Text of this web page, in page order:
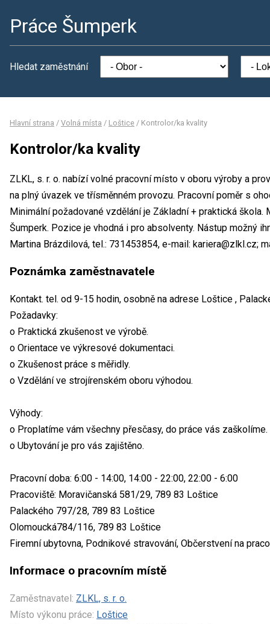
Práce Šumperk
Hledat zaměstnání
Hlavní strana / Volná místa / Loštice / Kontrolor/ka kvality
Kontrolor/ka kvality
ZLKL, s. r. o. nabízí volné pracovní místo v oboru výroby a
na plný úvazek ve třísměnném provozu. Pracovní poměr s
Minimální požadované vzdělání je Základní + praktická škola.
Šumperk. Pozice je vhodná i pro absolventy. Nástup možný
Martina Brázdilová, tel.: 731453854, e-mail: kariera@zlkl.cz;
Poznámka zaměstnavatele
Kontakt. tel. od 9-15 hodin, osobně na adrese Loštice ,
Požadavky:
o Praktická zkušenost ve výrobě.
o Orientace ve výkresové dokumentaci.
o Zkušenost práce s měřidly.
o Vzdělání ve strojírenském oboru výhodou.
Výhody:
o Proplatíme vám všechny přesčasy, do práce vás zaškolíme.
o Ubytování je pro vás zajištěno.
Pracovní doba: 6:00 - 14:00, 14:00 - 22:00, 22:00 - 6:00
Pracoviště: Moravičanská 581/29, 789 83 Loštice
Palackého 797/28, 789 83 Loštice
Olomoucká784/116, 789 83 Loštice
Firemní ubytovna, Podnikové stravování, Občerstvení na
Informace o pracovním místě
Zaměstnavatel: ZLKL, s. r. o.
Místo výkonu práce: Loštice